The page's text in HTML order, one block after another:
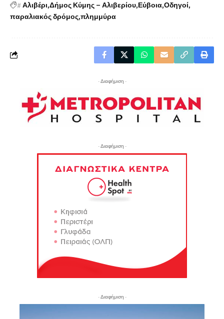
#Αλιβέρι Δήμος Κύμης – Αλιβερίου Εύβοια Οδηγοί
παραλιακός δρόμος πλημμύρα
- Διαφήμιση -
- Διαφήμιση -
- Διαφήμιση -